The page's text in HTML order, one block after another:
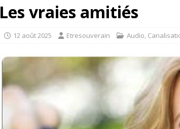
Les vraies amitiés
12 août 2025 Etresouverain Audio,